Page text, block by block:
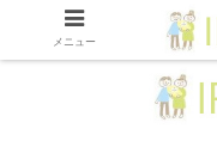
メニュー